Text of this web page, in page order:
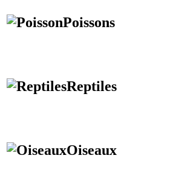
Poissons
Reptiles
Oiseaux